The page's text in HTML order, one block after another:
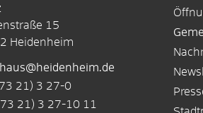
15
Heidenheim
73 21) 3 27-0
73 21) 3 27-10 11